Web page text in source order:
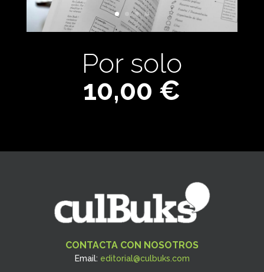
Por solo
10,00 €
CONTACTA CON NOSOTROS
Email: editorial@culbuks.com